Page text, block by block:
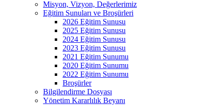
Misyon, Vizyon, Değerlerimiz
Eğitim Sunuları ve Broşürleri
2026 Eğitim Sunusu
2025 Eğitim Sunusu
2024 Eğitim Sunusu
2023 Eğitim Sunusu
2021 Eğitim Sunumu
2020 Eğitim Sunumu
2022 Eğitim Sunumu
Broşürler
Bilgilendirme Dosyası
Yönetim Kararlılık Beyanı